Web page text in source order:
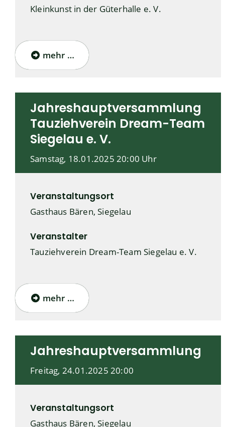
Kleinkunst in der Güterhalle e. V.
mehr …
Jahreshauptversammlung
Tauziehverein Dream-Team
Siegelau e. V.
Samstag, 18.01.2025 20:00 Uhr
Veranstaltungsort
Gasthaus Bären, Siegelau
Veranstalter
Tauziehverein Dream-Team Siegelau e. V.
mehr …
Jahreshauptversammlung
Freitag, 24.01.2025 20:00
Veranstaltungsort
Gasthaus Bären, Siegelau